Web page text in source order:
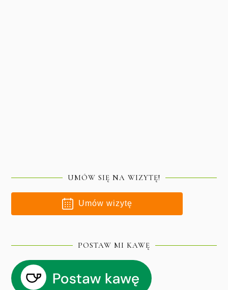
UMÓW SIĘ NA WIZYTĘ!
Umów wizytę
POSTAW MI KAWĘ